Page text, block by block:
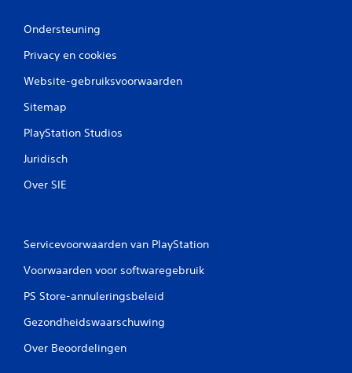
Ondersteuning
Privacy en cookies
Website-gebruiksvoorwaarden
Sitemap
PlayStation Studios
Juridisch
Over SIE
Servicevoorwaarden van PlayStation
Voorwaarden voor softwaregebruik
PS Store-annuleringsbeleid
Gezondheidswaarschuwing
Over Beoordelingen